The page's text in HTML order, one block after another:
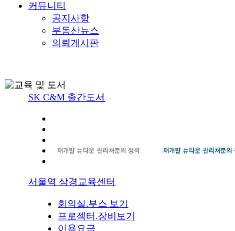
커뮤니티
공지사항
부동산뉴스
의뢰게시판
SK C&M 출간도서
서울역 삼경교육센터
회의실.부스 보기
프로젝터.장비보기
이용요금